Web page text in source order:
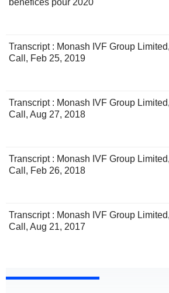
bénéfices pour 2020
Transcript : Monash IVF Group
Call, Feb 25, 2019
Transcript : Monash IVF Group
Call, Aug 27, 2018
Transcript : Monash IVF Group
Call, Feb 26, 2018
Transcript : Monash IVF Group
Call, Aug 21, 2017